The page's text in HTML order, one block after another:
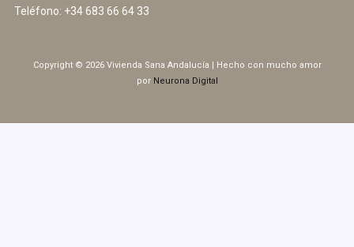
Teléfono: +34 683 66 64 33
Copyright © 2026 Vivienda Sana Andalucía | Hecho con mucho amor
por Neurona Digital